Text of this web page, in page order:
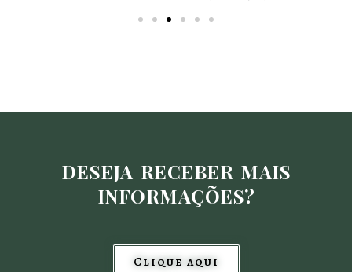
DESEJA RECEBER MAIS
INFORMAÇÕES?
Clique aqui